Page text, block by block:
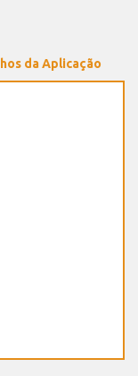
da Aplicação